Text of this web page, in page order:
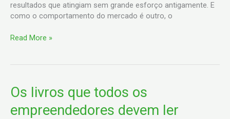
resultados que atingiam sem grande esforço antigamente. E
como o comportamento do mercado é outro, o
Read More »
Os livros que todos os
empreendedores devem ler
Os
livros
que